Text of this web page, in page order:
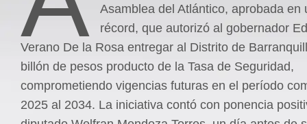
Asamblea del Atlántico, aprobada en
récord, que autorizó al gobernador
Verano De la Rosa entregar al Distrito de
billón de pesos producto de la Tasa de Seguridad,
comprometiendo vigencias futuras en el período
2025 al 2034. La iniciativa contó con ponencia